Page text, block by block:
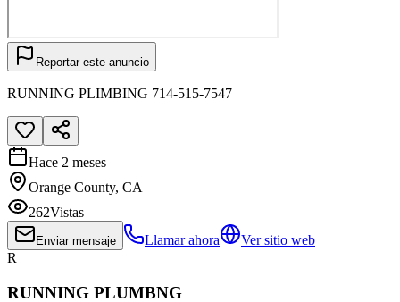
Reportar este anuncio
RUNNING PLIMBING 714-515-7547
Hace 2 meses
Orange County, CA
262Vistas
Enviar mensaje Llamar ahora
Ver sitio web
R
RUNNING PLUMBNG